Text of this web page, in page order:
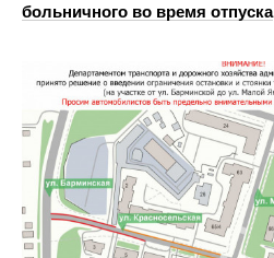
больничного во время отпуска